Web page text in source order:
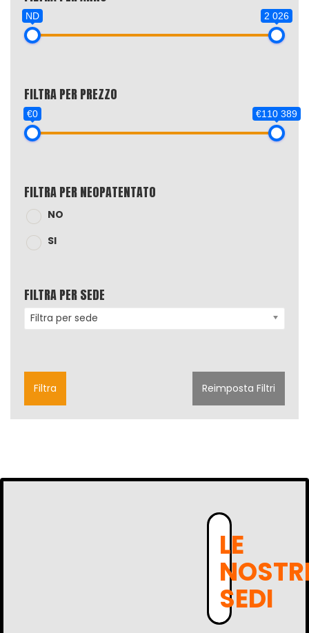
ND 2 026
FILTRA PER PREZZO
€0 €110 389
FILTRA PER NEOPATENTATO
NO
SI
FILTRA PER SEDE
Filtra per sede
Filtra Reimposta Filtri
LE
SEDI